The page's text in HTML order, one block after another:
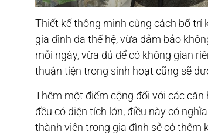
Thiết kế thông minh cùng cách bố trí
gia đình đa thế hệ, vừa đảm bảo
mỗi ngày, vừa đủ để có không gian
thuận tiện trong sinh hoạt cũng sẽ
Thêm một điểm cộng đối với các
đều có diện tích lớn, điều này có
thành viên trong gia đình sẽ có thêm